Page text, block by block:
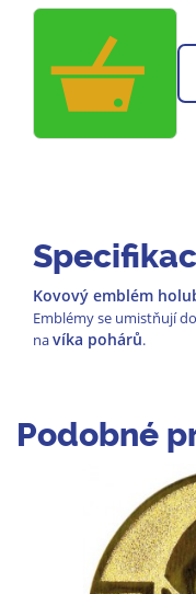
Kovový emblém
Emblémy se umistňují do
navíka pohárů.
Podobné